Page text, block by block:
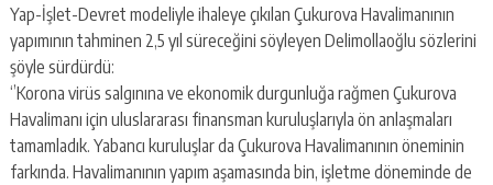
Yap-İşlet-Devret modeliyle ihaleye çıkılan Çukurova Havalimanının
yapımının tahminen 2,5 yıl süreceğini söyleyen Delimollaoğlu sözlerini
şöyle sürdürdü:
‘’Korona virüs salgınına ve ekonomik durgunluğa rağmen Çukurova
Havalimanı için uluslararası finansman kuruluşlarıyla ön anlaşmaları
tamamladık. Yabancı kuruluşlar da Çukurova Havalimanının öneminin
farkında. Havalimanının yapım aşamasında bin, işletme döneminde de